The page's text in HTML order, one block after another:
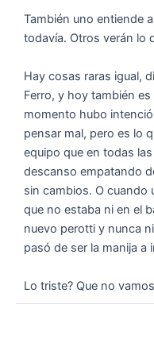
También uno entiende
todavía. Otros verán lo
Hay cosas raras igual,
Ferro, y hoy también
momento hubo
pensar mal, pero es lo
equipo que en todas
descanso empatando
sin cambios. O cuando
que no estaba ni en el
nuevo perotti y nunca
pasó de ser la manija a
Lo triste? Que no